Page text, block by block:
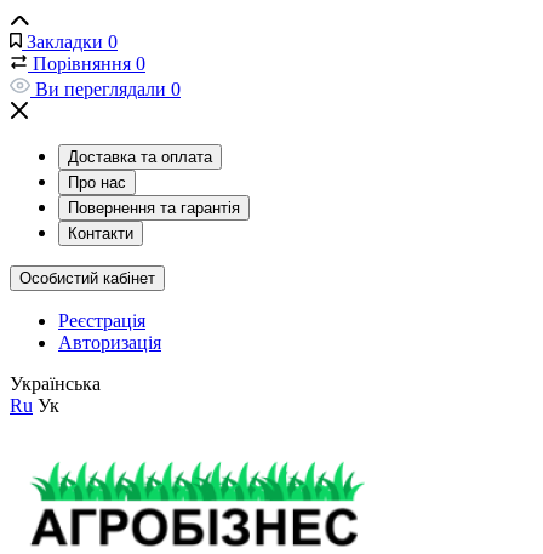
Закладки 0
Порівняння 0
Ви переглядали 0
Доставка та оплата
Про нас
Повернення та гарантія
Контакти
Особистий кабінет
Реєстрація
Авторизація
Українська
Ru Ук